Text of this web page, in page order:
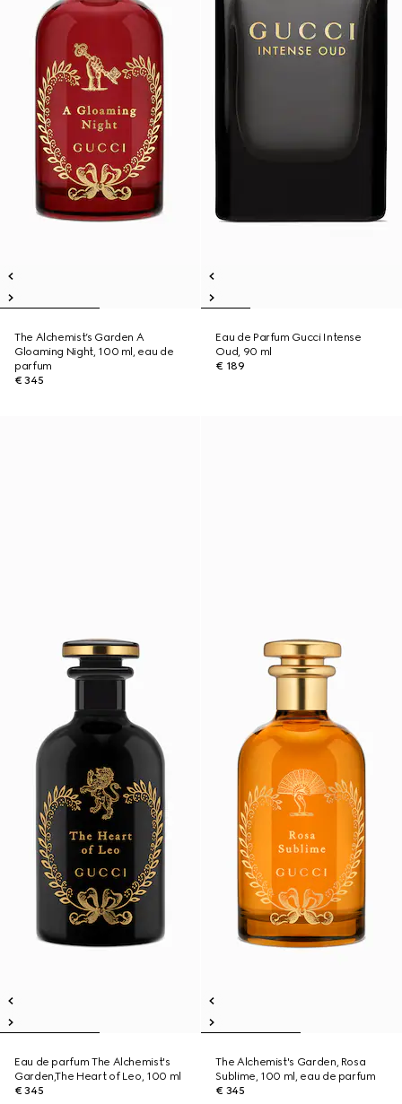
The Alchemist’s Garden A
Gloaming Night, 100 ml, eau de
parfum
€ 345
Eau de Parfum Gucci Intense
Oud, 90 ml
€ 189
Eau de parfum The Alchemist's
Garden,The Heart of Leo, 100 ml
€ 345
The Alchemist's Garden, Rosa
Sublime, 100 ml, eau de parfum
€ 345